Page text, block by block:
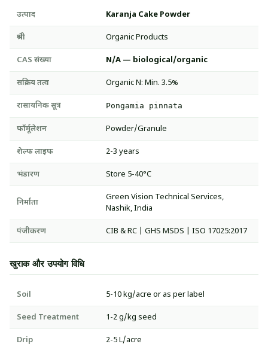
उत्पाद Karanja Cake Powder
श्रेणी Organic Products
CAS संख्या N/A — biological/organic
सक्रिय तत्व Organic N: Min. 3.5%
रासायनिक सूत्र Pongamia pinnata
फॉर्मूलेशन Powder/Granule
शेल्फ लाइफ 2-3 years
भंडारण Store 5-40°C
निर्माता
Green Vision Technical Services,
Nashik, India
पंजीकरण CIB & RC | GHS MSDS | ISO 17025:2017
खुराक और उपयोग विधि
Soil 5-10 kg/acre or as per label
Seed Treatment 1-2 g/kg seed
Drip 2-5 L/acre